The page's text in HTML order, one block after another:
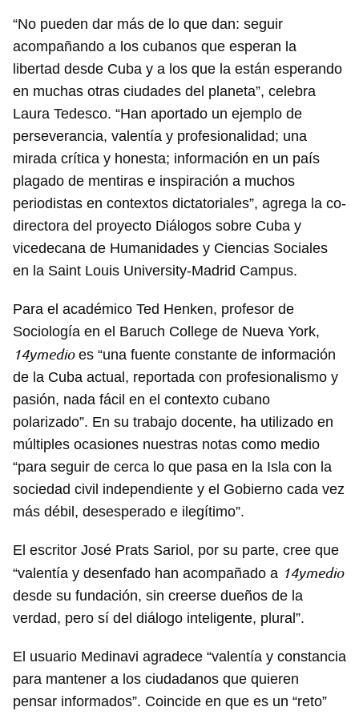
“No pueden dar más de lo que dan: seguir
acompañando a los cubanos que esperan la
libertad desde Cuba y a los que la están esperando
en muchas otras ciudades del planeta”, celebra
Laura Tedesco. “Han aportado un ejemplo de
perseverancia, valentía y profesionalidad; una
mirada crítica y honesta; información en un país
plagado de mentiras e inspiración a muchos
periodistas en contextos dictatoriales”, agrega la co-
directora del proyecto Diálogos sobre Cuba y
vicedecana de Humanidades y Ciencias Sociales
en la Saint Louis University-Madrid Campus.
Para el académico Ted Henken, profesor de
Sociología en el Baruch College de Nueva York,
14ymedioes “una fuente constante de información
de la Cuba actual, reportada con profesionalismo y
pasión, nada fácil en el contexto cubano
polarizado”. En su trabajo docente, ha utilizado en
múltiples ocasiones nuestras notas como medio
“para seguir de cerca lo que pasa en la Isla con la
sociedad civil independiente y el Gobierno cada vez
más débil, desesperado e ilegítimo”.
El escritor José Prats Sariol, por su parte, cree que
“valentía y desenfado han acompañado a 14ymedio
desde su fundación, sin creerse dueños de la
verdad, pero sí del diálogo inteligente, plural”.
El usuario Medinavi agradece “valentía y constancia
para mantener a los ciudadanos que quieren
pensar informados”. Coincide en que es un “reto”